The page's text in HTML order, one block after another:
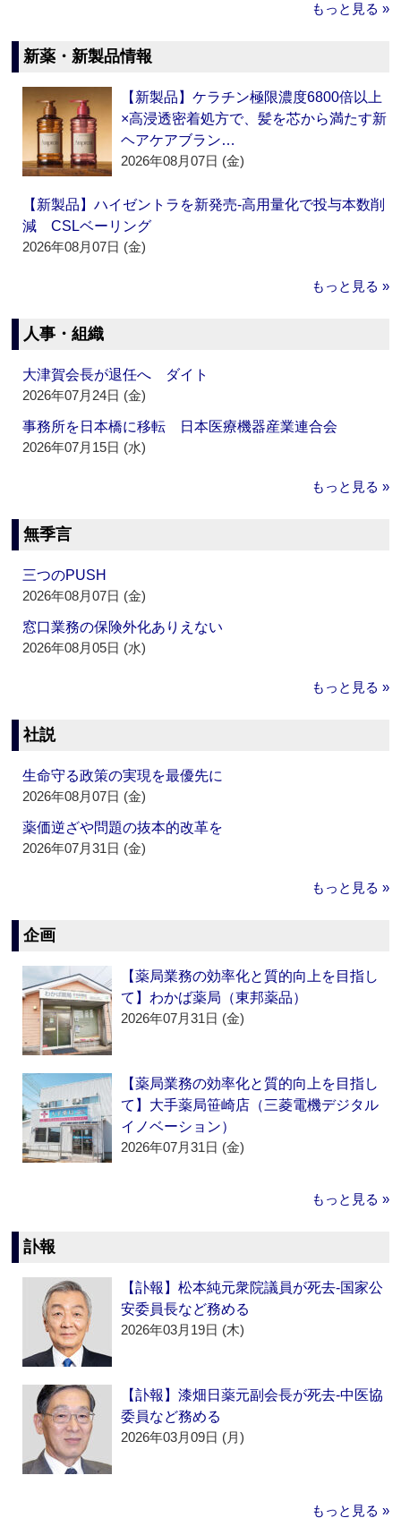
もっと見る »
新薬・新製品情報
【新製品】ケラチン極限濃度6800倍以上
×高浸透密着処方で、髪を芯から満たす新
ヘアケアブラン…
2026年08月07日 (金)
【新製品】ハイゼントラを新発売‐高用量化で投与本数削
減 CSLベーリング
2026年08月07日 (金)
もっと見る »
人事・組織
大津賀会長が退任へ ダイト
2026年07月24日 (金)
事務所を日本橋に移転 日本医療機器産業連合会
2026年07月15日 (水)
もっと見る »
無季言
三つのPUSH
2026年08月07日 (金)
窓口業務の保険外化ありえない
2026年08月05日 (水)
もっと見る »
社説
生命守る政策の実現を最優先に
2026年08月07日 (金)
薬価逆ざや問題の抜本的改革を
2026年07月31日 (金)
もっと見る »
企画
【薬局業務の効率化と質的向上を目指し
て】わかば薬局（東邦薬品）
2026年07月31日 (金)
【薬局業務の効率化と質的向上を目指し
て】大手薬局笹崎店（三菱電機デジタル
イノベーション）
2026年07月31日 (金)
もっと見る »
訃報
【訃報】松本純元衆院議員が死去‐国家公
安委員長など務める
2026年03月19日 (木)
【訃報】漆畑日薬元副会長が死去‐中医協
委員など務める
2026年03月09日 (月)
もっと見る »